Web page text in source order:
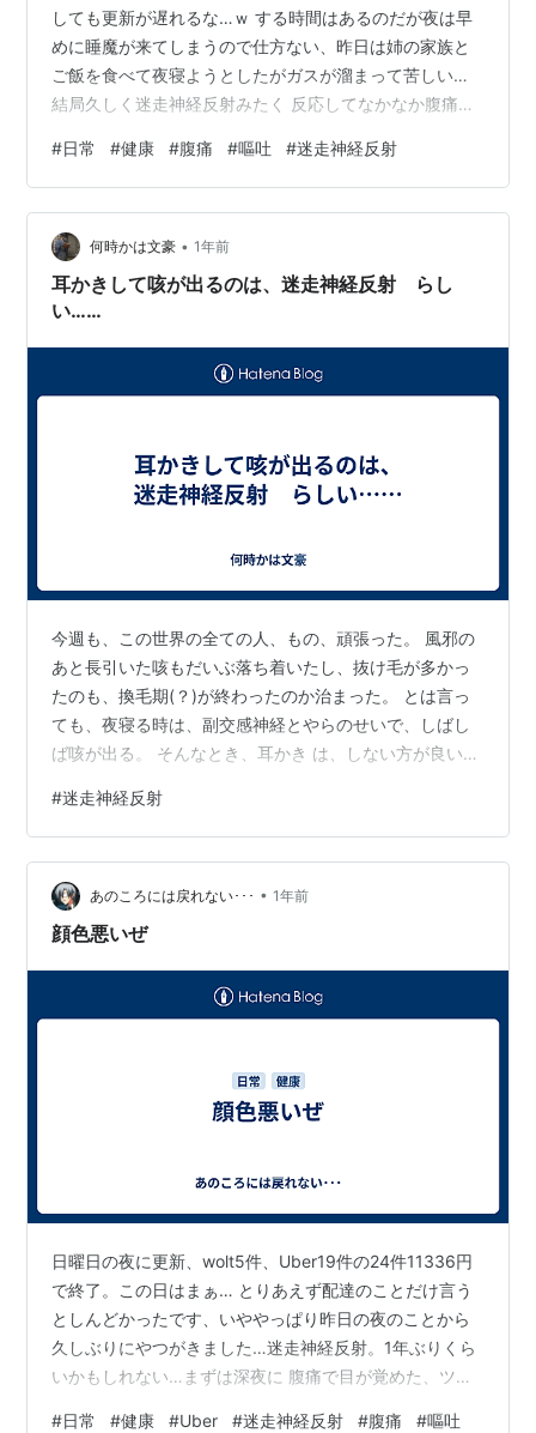
しても更新が遅れるな…ｗ する時間はあるのだが夜は早
めに睡魔が来てしまうので仕方ない、昨日は姉の家族と
ご飯を食べて夜寝ようとしたがガスが溜まって苦しい…
結局久しく迷走神経反射みたく 反応してなかなか腹痛で
だ腰痛 酷くて体力的に落ちてきているのが問題だ。月曜
日にはまた大阪に戻る予定なので できるだけ健康体質で
正月も迎えたいところ、体力作りに励んでいこう。
#日常 #健康 #腹痛 #嘔吐 #迷走神経反射
何時かは文豪 • 1年前
耳かきして咳が出るのは、迷走神経反射 らし
い……
今週も、この世界の全ての人、もの、頑張った。 風邪の
あと長引いた咳もだいぶ落ち着いたし、抜け毛が多かっ
たのも、換毛期(？)が終わったのか治まった。 とは言っ
ても、夜寝る時は、副交感神経とやらのせいで、しばし
ば咳が出る。 そんなとき、耳かき は、しない方が良い。
うなっている。 というわけで、とりあえず、この週末は
それなりに落ち着いて過ごせそうなのだ。 好きなことを
しよう。 なにより、良い週末をお過ごしください。
#迷走神経反射
あのころには戻れない･･･ • 1年前
顔色悪いぜ
日曜日の夜に更新、wolt5件、Uber19件の24件11336円
で終了。この日はまぁ… とりあえず配達のことだけ言う
としんどかったです、いややっぱり昨日の夜のことから
久しぶりにやつがきました…迷走神経反射。1年ぶりくら
いかもしれない…まずは深夜に 腹痛で目が覚めた、ツボ
#日常 #健康 #Uber #迷走神経反射 #腹痛 #嘔吐